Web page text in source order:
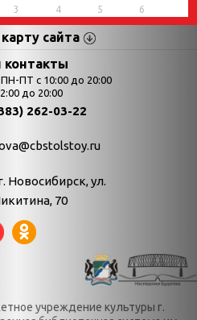
3 4 5 6
сайта
Категории
Выставки
День в истории
День в истории.
День в истории.
Декабрь
День в истории.
Июль
контакты
ПТ с 10:00 до 20:00
до 20:00
262-03-22
Новосибирск, ул.
70
учреждение культуры г.